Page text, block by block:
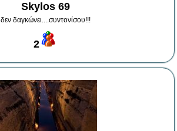
Skylos 69
δεν δαγκώνει....συντονίσου!!!
2